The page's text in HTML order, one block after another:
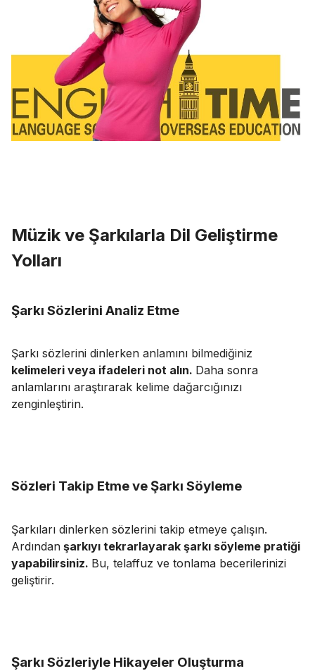
Müzik ve Şarkılarla Dil Geliştirme
Yolları
Şarkı Sözlerini Analiz Etme
Şarkı sözlerini dinlerken anlamını bilmediğiniz
kelimeleri veya ifadeleri not alın. Daha sonra
anlamlarını araştırarak kelime dağarcığınızı
zenginleştirin.
Sözleri Takip Etme ve Şarkı Söyleme
Şarkıları dinlerken sözlerini takip etmeye çalışın.
Ardından şarkıyı tekrarlayarak şarkı söyleme pratiği
yapabilirsiniz. Bu, telaffuz ve tonlama becerilerinizi
geliştirir.
Şarkı Sözleriyle Hikayeler Oluşturma